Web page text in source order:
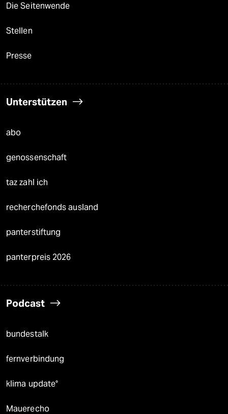
Die Seitenwende
Stellen
Presse
Unterstützen
abo
genossenschaft
taz zahl ich
recherchefonds ausland
panterstiftung
panterpreis 2026
Podcast
bundestalk
fernverbindung
klima update°
Mauerecho